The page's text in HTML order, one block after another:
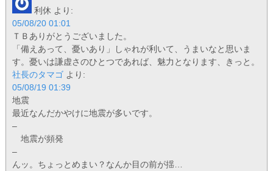
利休 より:
05/08/20 01:01
ＴＢありがとうございました。
「備えあって、憂いあり」しゃれが利いて、うまいなと思いま
す。憂いは謙虚さのひとつであれば、魅力となります、きっと。
社長のタマゴ より:
05/08/19 01:39
地震
最近なんだかやけに地震が多いです。
–
地震が頻発
–
んッ。ちょっとめまい？なんか目の前が揺…